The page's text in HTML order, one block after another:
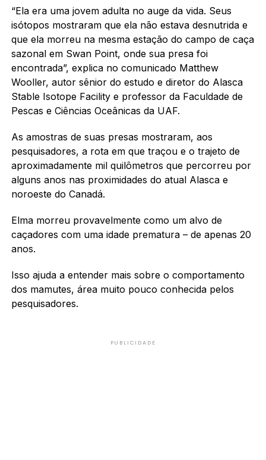
“Ela era uma jovem adulta no auge da vida. Seus
isótopos mostraram que ela não estava desnutrida e
que ela morreu na mesma estação do campo de caça
sazonal em Swan Point, onde sua presa foi
encontrada”, explica no comunicado Matthew
Wooller, autor sênior do estudo e diretor do Alasca
Stable Isotope Facility e professor da Faculdade de
Pescas e Ciências Oceânicas da UAF.
As amostras de suas presas mostraram, aos
pesquisadores, a rota em que traçou e o trajeto de
aproximadamente mil quilômetros que percorreu por
alguns anos nas proximidades do atual Alasca e
noroeste do Canadá.
Elma morreu provavelmente como um alvo de
caçadores com uma idade prematura – de apenas 20
anos.
Isso ajuda a entender mais sobre o comportamento
dos mamutes, área muito pouco conhecida pelos
pesquisadores.
PUBLICIDADE